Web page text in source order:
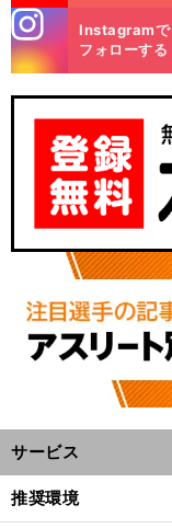
m
Instagramで
フォローする
サービス
推奨環境